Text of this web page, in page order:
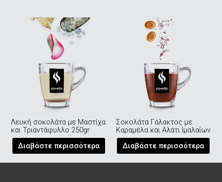
Λευκή σοκολάτα με Μαστίχα
και Τριαντάφυλλο 250gr
Διαβάστε περισσότερα
Σοκολάτα Γάλακτος με
Καραμέλα και Αλάτι Ιμαλαΐων
Διαβάστε περισσότερα